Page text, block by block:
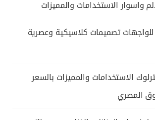
واسوار الاستخدامات والمميزات
تصميمات كلاسيكية وعصرية
الاستخدامات والمميزات بالسعر
المصري